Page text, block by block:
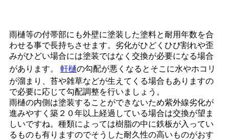
雨樋等の付帯部にも外壁に塗装した塗料と耐用年数を合
わせる事で長持ちさせます。劣化がひどくひび割れや歪
みがひどい場合には塗装ではなく交換が必要になる場合
があります。 軒樋の勾配が悪くなるとそこに水やホコリ
が溜まり、苔や雑草などが生えてくる場合もありますの
で必要に応じて勾配調整を行いましょう。
雨樋の内側は塗装することができないため紫外線劣化が
進みやすく築２０年以上経過している場合は交換が望ま
しいですね。種類によっては樹脂の中に鉄板が入ってい
るものも有りますのでそうした耐久性の高いものがおす